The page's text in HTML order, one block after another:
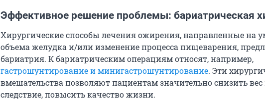
Эффективное решение проблемы: бариатрическая
Хирургические способы лечения ожирения, направленные на
объема желудка и/или изменение процесса пищеварения,
бариатрия. К бариатрическим операциям относят, например,
гастрошунтирование и минигастрошунтирование. Эти
вмешательства позволяют пациентам значительно снизить вес
следствие, повысить качество жизни.